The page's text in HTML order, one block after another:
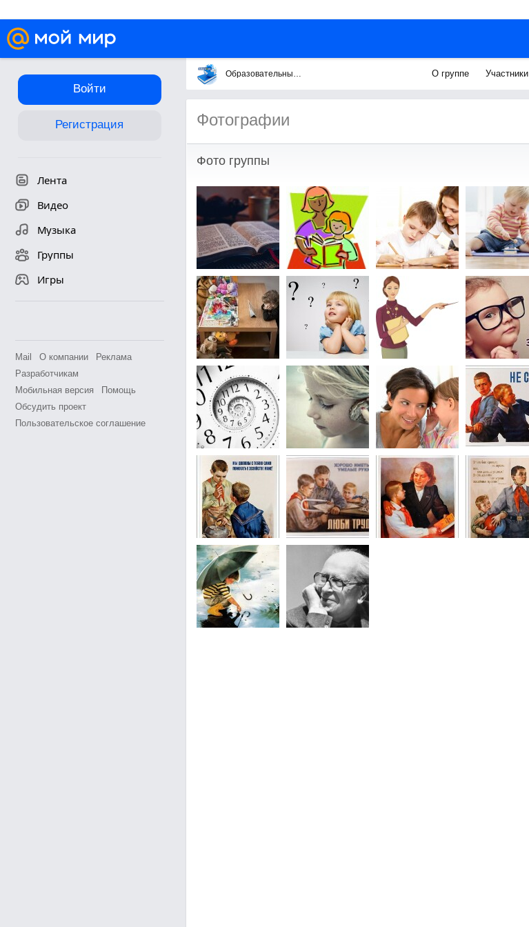
Войти
Регистрация
Лента
Видео
Музыка
Группы
Игры
Mail О компании
Реклама
Разработчикам
Мобильная версия
Помощь
Обсудить проект
Пользовательское соглашение
Образовательный портал Казахстана Edu-kz.com (Образование в Каза О группе Участники
Фотографии
Фото группы